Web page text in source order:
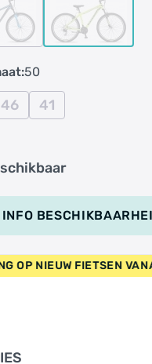
50
46 41
INFO
OP NIEUW